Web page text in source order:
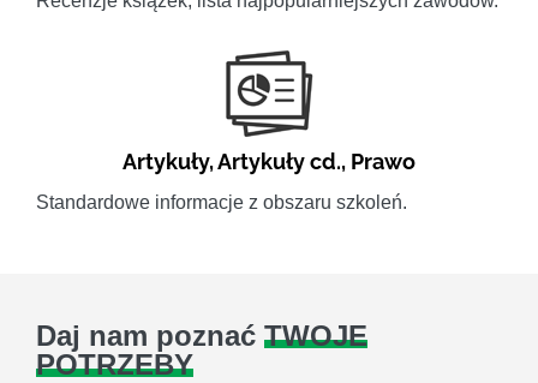
Artykuły,Artykuły cd., Prawo
Standardowe informacje z obszaru szkoleń.
Daj nam poznać TWOJE
POTRZEBY